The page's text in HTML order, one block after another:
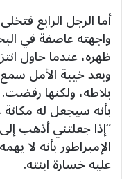
أما الرجل الرابع
واجهته عاصفة في
ظهره، عندما حاول
وبعد خيبة الأمل سمع
بلاطه، ولكنها
بأنه سيجعل له مكانة
“إذا جعلتني أذهب
الإمبراطور بأنه لا
عليه خسارة ابنته.